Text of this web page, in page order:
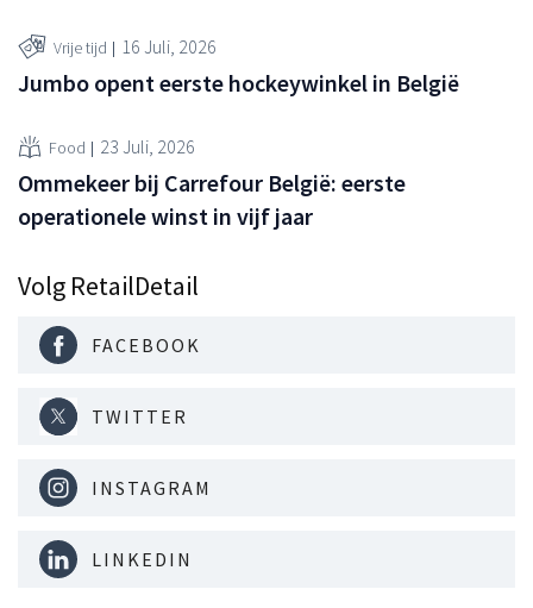
Vrije tijd 16 Juli, 2026
Jumbo opent eerste hockeywinkel in België
Food 23 Juli, 2026
Ommekeer bij Carrefour België: eerste
operationele winst in vijf jaar
Volg RetailDetail
FACEBOOK
TWITTER
INSTAGRAM
LINKEDIN